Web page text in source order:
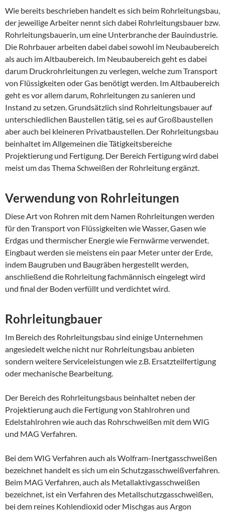
Wie bereits beschrieben handelt es sich beim Rohrleitungsbau,
der jeweilige Arbeiter nennt sich dabei Rohrleitungsbauer bzw.
Rohrleitungsbauerin, um eine Unterbranche der Bauindustrie.
Die Rohrbauer arbeiten dabei dabei sowohl im Neubaubereich
als auch im Altbaubereich. Im Neubaubereich geht es dabei
darum Druckrohrleitungen zu verlegen, welche zum Transport
von Flüssigkeiten oder Gas benötigt werden. Im Altbaubereich
geht es vor allem darum, Rohrleitungen zu sanieren und
Instand zu setzen. Grundsätzlich sind Rohrleitungsbauer auf
unterschiedlichen Baustellen tätig, sei es auf Großbaustellen
aber auch bei kleineren Privatbaustellen. Der Rohrleitungsbau
beinhaltet im Allgemeinen die Tätigkeitsbereiche
Projektierung und Fertigung. Der Bereich Fertigung wird dabei
meist um das Thema Schweißen der Rohrleitung ergänzt.
Verwendung von Rohrleitungen
Diese Art von Rohren mit dem Namen Rohrleitungen werden
für den Transport von Flüssigkeiten wie Wasser, Gasen wie
Erdgas und thermischer Energie wie Fernwärme verwendet.
Eingbaut werden sie meistens ein paar Meter unter der Erde,
indem Baugruben und Baugräben hergestellt werden,
anschließend die Rohrleitung fachmännisch eingelegt wird
und final der Boden verfüllt und verdichtet wird.
Rohrleitungbauer
Im Bereich des Rohrleitungsbau sind einige Unternehmen
angesiedelt welche nicht nur Rohrleitungsbau anbieten
sondern weitere Serviceleistungen wie z.B. Ersatzteilfertigung
oder mechanische Bearbeitung.
Der Bereich des Rohrleitungsbaus beinhaltet neben der
Projektierung auch die Fertigung von Stahlrohren und
Edelstahlrohren wie auch das Rohrschweißen mit dem WIG
und MAG Verfahren.
Bei dem WIG Verfahren auch als Wolfram-Inertgasschweißen
bezeichnet handelt es sich um ein Schutzgasschweißverfahren.
Beim MAG Verfahren, auch als Metallaktivgasschweißen
bezeichnet, ist ein Verfahren des Metallschutzgasschweißen,
bei dem reines Kohlendioxid oder Mischgas aus Argon